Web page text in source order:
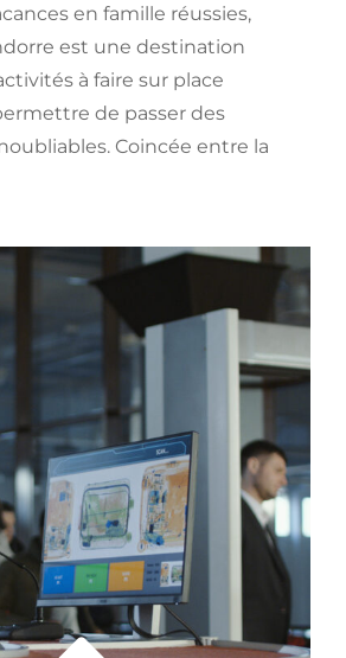
en famille réussies,
est une destination
à faire sur place
de passer des
Coincée entre la